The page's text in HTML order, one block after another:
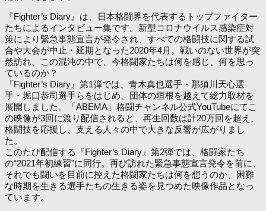
『Fighter’s Diary』は、日本格闘界を代表するトップファイター
たちによるインタビュー集です。新型コロナウイルス感染症対
策により緊急事態宣言が発令され、すべての格闘技に関する試
合や大会が中止・延期となった2020年4月。戦いのない世界が突
然訪れ、この混沌の中で、今格闘家たちは何を感じ、何を思っ
ているのか？
『Fighter’s Diary』第1弾では、青木真也選手・那須川天心選
手・堀口恭司選手らをはじめ、団体の垣根を越えて総力取材を
展開しました。「ABEMA」格闘チャンネル公式YouTubeにてこ
の映像が3回に渡り配信されると、再生回数は計20万回を超え、
格闘技を応援し、支える人々の中で大きな反響が広がりまし
た。
このたび配信する『Fighter’s Diary』第2弾では、格闘家たち
の“2021年初練習”に同行。再び訪れた緊急事態宣言発令を前に、
それでも闘いを目前に控えた格闘家たちは何を想うのか、困難
な時期を生きる選手たちの生きる姿を見つめた映像作品となっ
ています。